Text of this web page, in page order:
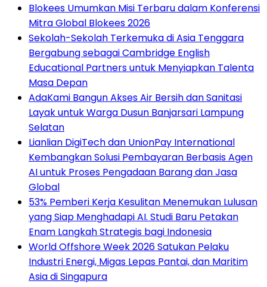
Blokees Umumkan Misi Terbaru dalam Konferensi
Mitra Global Blokees 2026
Sekolah-Sekolah Terkemuka di Asia Tenggara
Bergabung sebagai Cambridge English
Educational Partners untuk Menyiapkan Talenta
Masa Depan
AdaKami Bangun Akses Air Bersih dan Sanitasi
Layak untuk Warga Dusun Banjarsari Lampung
Selatan
Lianlian DigiTech dan UnionPay International
Kembangkan Solusi Pembayaran Berbasis Agen
AI untuk Proses Pengadaan Barang dan Jasa
Global
53% Pemberi Kerja Kesulitan Menemukan Lulusan
yang Siap Menghadapi AI. Studi Baru Petakan
Enam Langkah Strategis bagi Indonesia
World Offshore Week 2026 Satukan Pelaku
Industri Energi, Migas Lepas Pantai, dan Maritim
Asia di Singapura